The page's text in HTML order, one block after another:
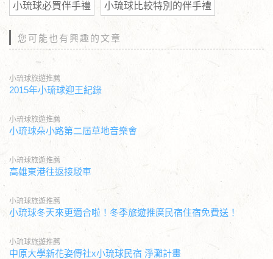
小琉球必買伴手禮
小琉球比較特別的伴手禮
您可能也有興趣的文章
小琉球旅遊推薦
2015年小琉球迎王紀錄
小琉球旅遊推薦
小琉球朵小路第二屆草地音樂會
小琉球旅遊推薦
高雄東港往返接駁車
小琉球旅遊推薦
小琉球冬天來更適合啦！冬季旅遊推廣民宿住宿免費送！
小琉球旅遊推薦
中原大學新花姿傳社x小琉球民宿 淨灘計畫